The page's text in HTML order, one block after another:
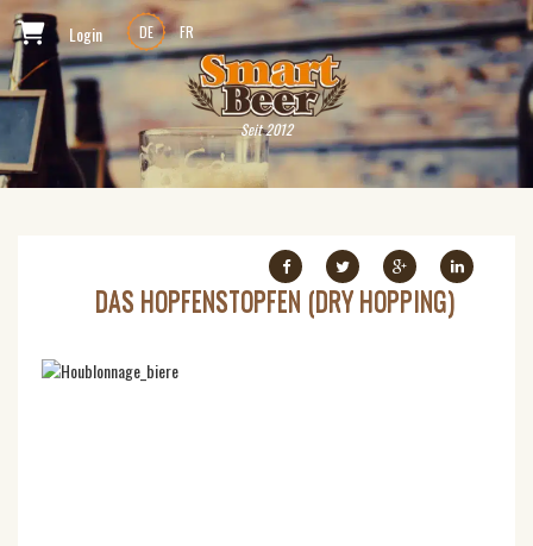
Login DE FR
Seit 2012
DAS HOPFENSTOPFEN (DRY HOPPING)